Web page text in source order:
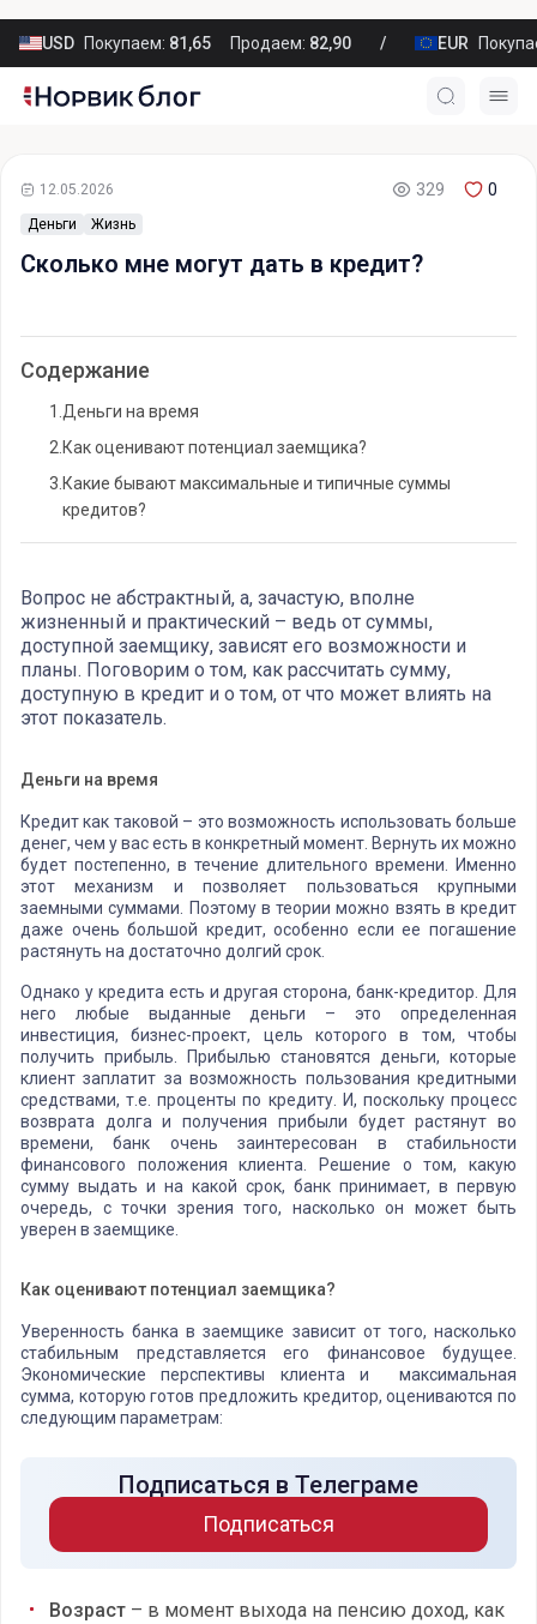
USD Покупаем: 81,65 Продаем: 82,90 EUR
Деньги Жизнь
12.05.2026 329 0
Сколько мне могут дать в кредит?
Содержание
1. Деньги на время
2. Как оценивают потенциал заемщика?
3. Какие бывают максимальные и типичные суммы
кредитов?
Вопрос не абстрактный, а, зачастую, вполне
жизненный и практический – ведь от суммы,
доступной заемщику, зависят его возможности и
планы. Поговорим о том, как рассчитать сумму,
доступную в кредит и о том, от что может влиять на
этот показатель.
Деньги на время
Кредит как таковой – это возможность использовать больше
денег, чем у вас есть в конкретный момент. Вернуть их можно
будет постепенно, в течение длительного времени. Именно
этот механизм и позволяет пользоваться крупными
заемными суммами. Поэтому в теории можно взять в кредит
даже очень большой кредит, особенно если ее погашение
растянуть на достаточно долгий срок.
Однако у кредита есть и другая сторона, банк-кредитор. Для
него любые выданные деньги – это определенная
инвестиция, бизнес-проект, цель которого в том, чтобы
получить прибыль. Прибылью становятся деньги, которые
клиент заплатит за возможность пользования кредитными
средствами, т.е. проценты по кредиту. И, поскольку процесс
возврата долга и получения прибыли будет растянут во
времени, банк очень заинтересован в стабильности
финансового положения клиента. Решение о том, какую
сумму выдать и на какой срок, банк принимает, в первую
очередь, с точки зрения того, насколько он может быть
уверен в заемщике.
Как оценивают потенциал заемщика?
Уверенность банка в заемщике зависит от того, насколько
стабильным представляется его финансовое будущее.
Экономические перспективы клиента и максимальная
сумма, которую готов предложить кредитор, оцениваются по
следующим параметрам:
Подписаться в Телеграме
Подписаться
Возраст – в момент выхода на пенсию доход, как